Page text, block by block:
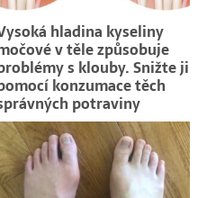
hladina kyseliny
v těle způsobuje
s klouby. Snižte ji
konzumace těch
potraviny